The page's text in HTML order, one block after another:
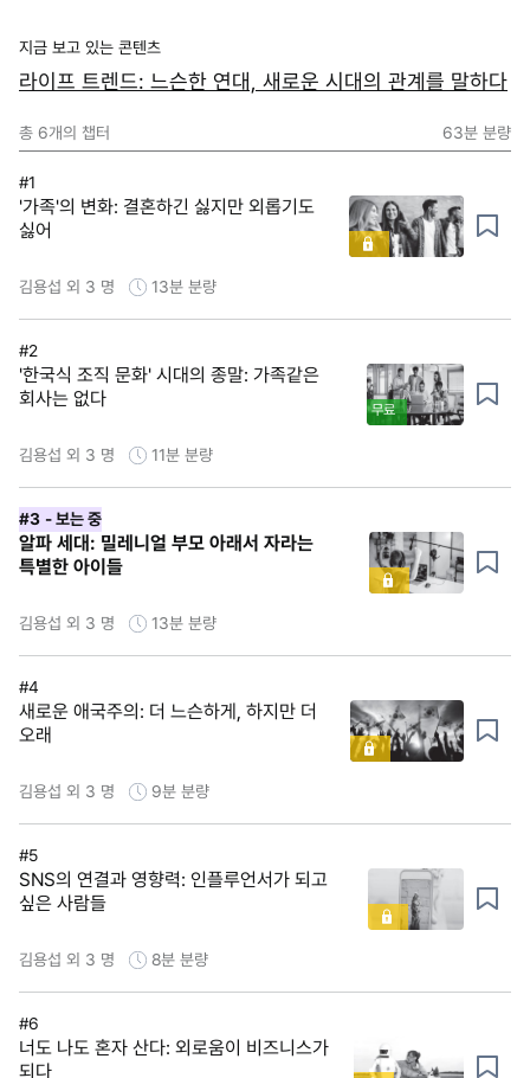
지금 보고 있는 콘텐츠
라이프 트렌드: 느슨한 연대, 새로운 시대의 관계를 말하다
총 6개의 챕터 63분 분량
#1
'가족'의 변화: 결혼하긴 싫지만 외롭기도
싫어
김용섭 외 3 명 13분 분량
#2
'한국식 조직 문화' 시대의 종말: 가족같은
회사는 없다
무료
김용섭 외 3 명 11분 분량
#3 - 보는 중
알파 세대: 밀레니얼 부모 아래서 자라는
특별한 아이들
김용섭 외 3 명 13분 분량
#4
새로운 애국주의: 더 느슨하게, 하지만 더
오래
김용섭 외 3 명 9분 분량
#5
SNS의 연결과 영향력: 인플루언서가 되고
싶은 사람들
김용섭 외 3 명 8분 분량
#6
너도 나도 혼자 산다: 외로움이 비즈니스가
되다